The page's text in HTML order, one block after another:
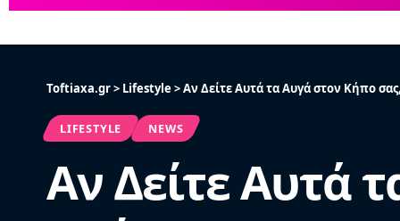
Toftiaxa.gr> Lifestyle>Αν Δείτε Αυτά τα Αυγά στον Κήπο
LIFESTYLE NEWS
Αν Δείτε Αυτά